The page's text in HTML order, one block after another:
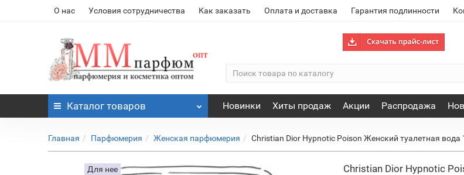
О нас Условия сотрудничества Как заказать Оплата и доставка Гарантия подлинности
Каталог товаров Новинки Хиты продаж Акции Распродажа
Главная Парфюмерия Женская парфюмерия Christian Dior Hypnotic Poison Женский туалетная вода
Для нее Christian Dior Hypnotic